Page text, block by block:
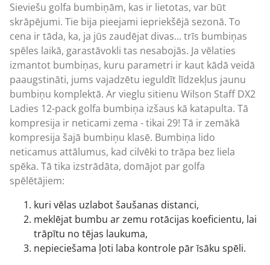
Sieviešu golfa bumbiņām, kas ir lietotas, var būt
skrāpējumi. Tie bija pieejami iepriekšējā sezonā. To
cena ir tāda, ka, ja jūs zaudējat divas... trīs bumbiņas
spēles laikā, garastāvokli tas nesabojās. Ja vēlaties
izmantot bumbiņas, kuru parametri ir kaut kādā veidā
paaugstināti, jums vajadzētu ieguldīt līdzekļus jaunu
bumbiņu komplektā. Ar vieglu sitienu Wilson Staff DX2
Ladies 12-pack golfa bumbiņa izšaus kā katapulta. Tā
kompresija ir neticami zema - tikai 29! Tā ir zemākā
kompresija šajā bumbiņu klasē. Bumbiņa lido
neticamus attālumus, kad cilvēki to trāpa bez liela
spēka. Tā tika izstrādāta, domājot par golfa
spēlētājiem:
kuri vēlas uzlabot šaušanas distanci,
meklējat bumbu ar zemu rotācijas koeficientu, lai
trāpītu no tējas laukuma,
nepieciešama ļoti laba kontrole pār īsāku spēli.